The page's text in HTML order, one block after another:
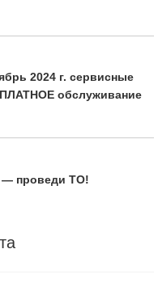
2024 г. сервисные
обслуживание
проведи ТО!